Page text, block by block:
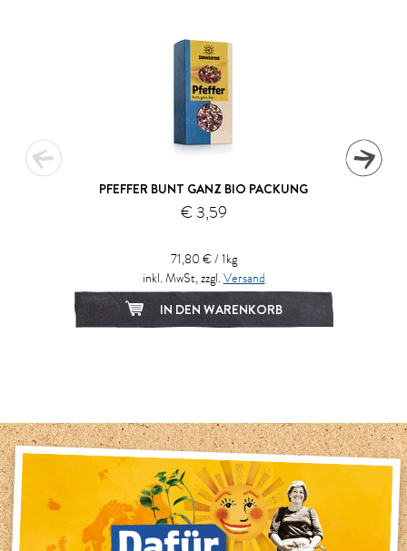
PFEFFER BUNT GANZ BIO PACKUNG
€ 3,59
71,80 € / 1kg
inkl. MwSt, zzgl. Versand
IN DEN WARENKORB